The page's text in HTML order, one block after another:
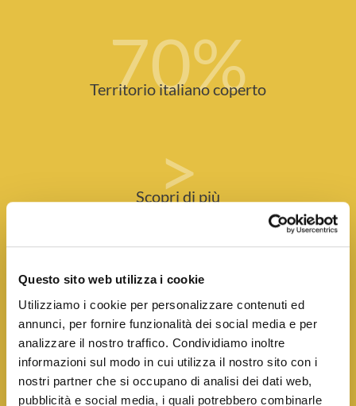
Questo sito web utilizza i cookie
Utilizziamo i cookie per personalizzare contenuti ed
annunci, per fornire funzionalità dei social media e per
analizzare il nostro traffico. Condividiamo inoltre
informazioni sul modo in cui utilizza il nostro sito con i
nostri partner che si occupano di analisi dei dati web,
pubblicità e social media, i quali potrebbero combinarle
70%
Territorio italiano coperto
>
Scopri di più
EHAI CAPACITÀ COMMERCIALI?
Sailpost è un brand consolidato nel mercato postale e sta
cercando un imprenditore come te per ampliare la sua
copertura in Italia! Dopo 20 anni, possiamo essere
orgogliosi di avere oltre 140 Agenzie in Italia. Siamo infatti